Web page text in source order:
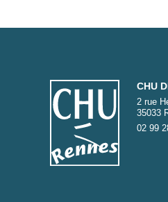
CHU
2 rue
35033
02 99